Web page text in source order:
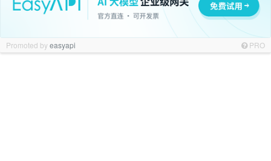
Promoted byeasyapi PRO